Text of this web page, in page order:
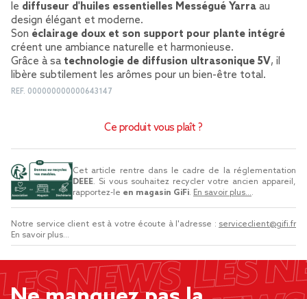
le diffuseur d'huiles essentielles Mességué Yarra au
design élégant et moderne.
Son éclairage doux et son support pour plante intégré
créent une ambiance naturelle et harmonieuse.
Grâce à sa technologie de diffusion ultrasonique 5V, il
libère subtilement les arômes pour un bien-être total.
REF. 000000000000643147
Ce produit vous plaît ?
Cet article rentre dans le cadre de la réglementation
DEEE. Si vous souhaitez recycler votre ancien appareil,
rapportez-le en magasin GiFi. En savoir plus....
Notre service client est à votre écoute à l'adresse : serviceclient@gifi.fr
En savoir plus...